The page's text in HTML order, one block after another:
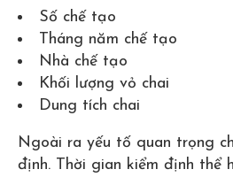
Số chế tạo
Tháng năm chế tạo
Nhà chế tạo
Khối lượng vỏ chai
Dung tích chai
Ngoài ra yếu tố quan trọng
định. Thời gian kiểm định thể